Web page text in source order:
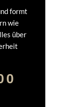
formt
wie
über